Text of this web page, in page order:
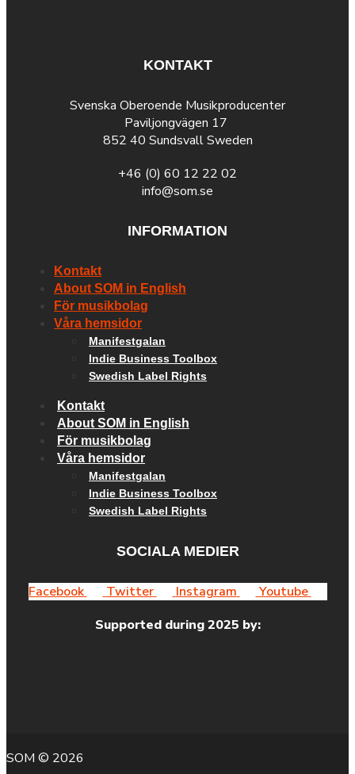
KONTAKT
Svenska Oberoende Musikproducenter
Paviljongvägen 17
852 40 Sundsvall Sweden
+46 (0) 60 12 22 02
info@som.se
INFORMATION
Kontakt
About SOM in English
För musikbolag
Våra hemsidor
Manifestgalan
Indie Business Toolbox
Swedish Label Rights
Kontakt
About SOM in English
För musikbolag
Våra hemsidor
Manifestgalan
Indie Business Toolbox
Swedish Label Rights
SOCIALA MEDIER
Facebook Twitter Instagram
Youtube
Supported during 2025 by:
SOM © 2026